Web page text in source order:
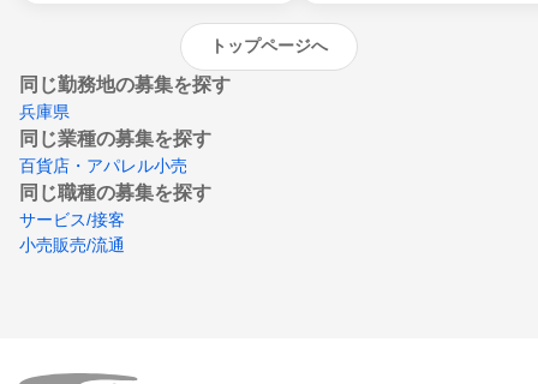
トップページへ
同じ勤務地の募集を探す
兵庫県
同じ業種の募集を探す
百貨店・アパレル小売
同じ職種の募集を探す
サービス/接客
小売販売/流通